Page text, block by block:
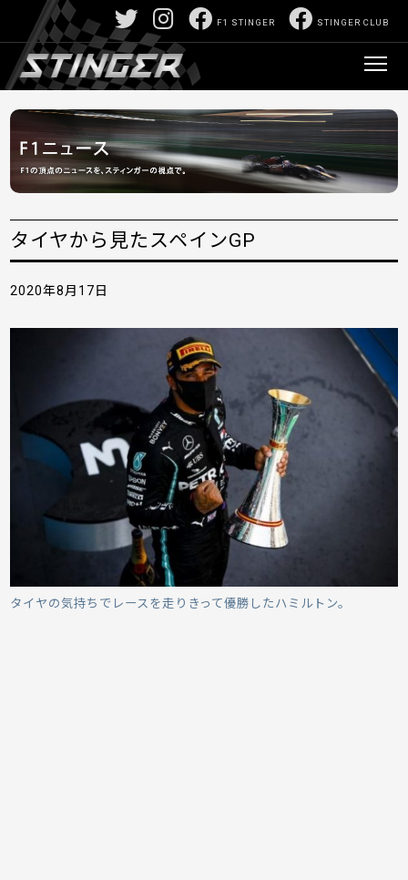
STINGER CLUB
F1 STINGER
タイヤから見たスペインGP
2020年8月17日
タイヤの気持ちでレースを走りきって優勝したハミルトン。